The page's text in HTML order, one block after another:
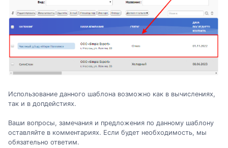
Использование данного шаблона возможно как в вычислениях,
так и в допдейстиях.
Ваши вопросы, замечания и предложения по данному шаблону
оставляйте в комментариях. Если будет необходимость, мы
обязательно ответим.